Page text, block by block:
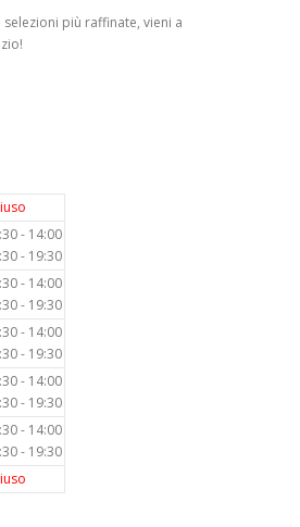
più raffinate, vieni a
- 14:00
- 19:30
- 14:00
- 19:30
- 14:00
- 19:30
- 14:00
- 19:30
- 14:00
- 19:30